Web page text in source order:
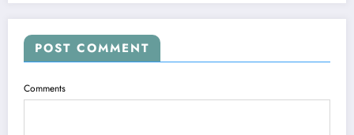
POST COMMENT
Comments